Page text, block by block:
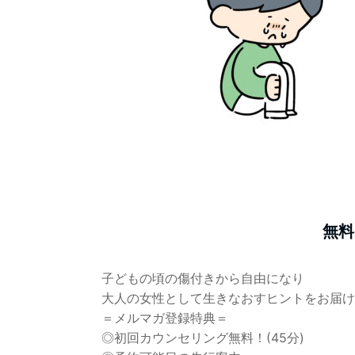
無
子どもの頃の傷付きから自由になり
大人の女性として生きなおすヒントをお届
＝メルマガ登録特典＝
◎初回カウンセリング無料！(45分)